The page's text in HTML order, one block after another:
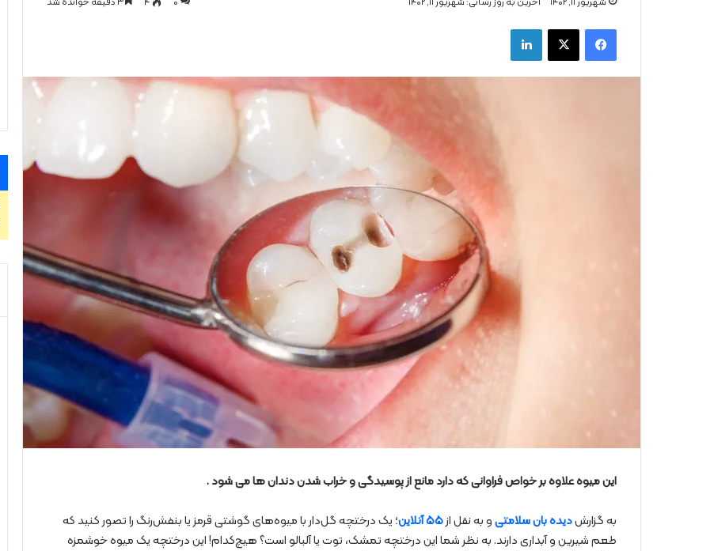
فیس بوک
این میوه علاوه بر خواص فراوانی که دارد مانع از پوسیدگی و خراب شدن دندان ها می شود .
به گزارشدیده بان سلامتیو به نقل از۵۵ آنلاین
؛ یک درختچه گل‌دار با میوه‌های گوشتی قرمز یا بنفش‌رنگ را تصور کنید که
طعم شیرین و آبداری دارند. به نظر شما این درختچه تمشک، توت یا آلبالو است؟ هیچ‌کدام! این درختچه یک میوه خوشمزه